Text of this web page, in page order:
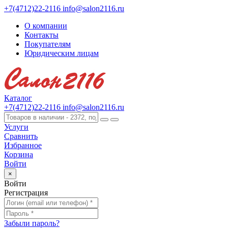
+7(4712)22-2116 info@salon2116.ru
О компании
Контакты
Покупателям
Юридическим лицам
Каталог
+7(4712)22-2116 info@salon2116.ru
Услуги
Сравнить
Избранное
Корзина
Войти
×
Войти
Регистрация
Забыли пароль?